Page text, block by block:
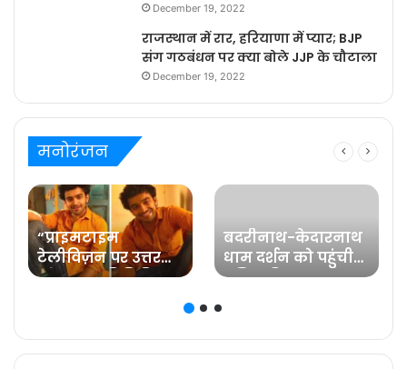
December 19, 2022
राजस्थान में रार, हरियाणा में प्यार; BJP
संग गठबंधन पर क्या बोले JJP के चौटाला
December 19, 2022
मनोरंजन
“प्राइमटाइम
टेलीविज़न पर उत्तर
प्रदेश का प्रतिनिधित्व
प्रविष्ट मिश्रा, कलर्स के
‘बरेली के बच्चन’ में
बदरीनाथ-केदारनाथ
धाम दर्शन को पहुंची
प्रसिद्ध फिल्म